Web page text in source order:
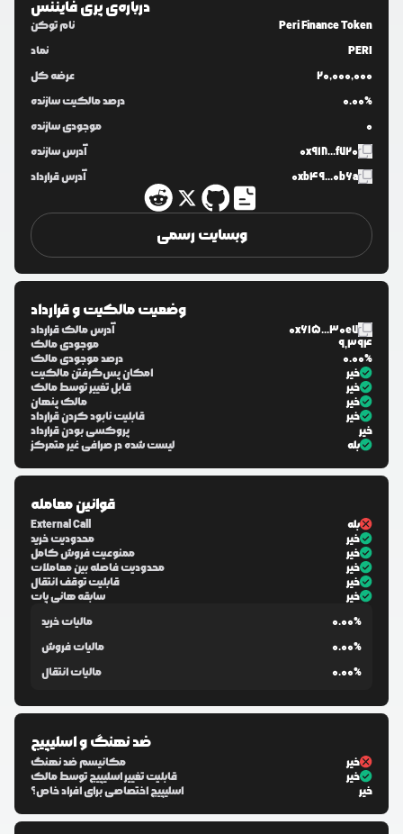
درباره‌یپری فایننس
نام توکن
Peri Finance Token
نماد
PERI
عرضه کل
20,000,000
درصد مالکیت سازنده
0.00%
موجودی سازنده
0
آدرس سازنده
0x918...f720
آدرس قرارداد
0xb49...0b6a
وبسایت رسمی
وضعیت مالکیت و قرارداد
آدرس مالک قرارداد
0x615...30e7
موجودی مالک
9,394
درصد موجودی مالک
0.00%
امکان پس‌گرفتن مالکیت
خیر
قابل تغییر توسط مالک
خیر
مالک پنهان
خیر
قابلیت نابود کردن قرارداد
خیر
پروکسی بودن قرارداد
خیر
لیست شده در صرافی غیر متمرکز
بله
قوانین معامله
External Call
بله
محدودیت خرید
خیر
ممنوعیت فروش کامل
خیر
محدودیت فاصله بین معاملات
خیر
قابلیت توقف انتقال
خیر
سابقه هانی پات
خیر
مالیات خرید
0.00%
مالیات فروش
0.00%
مالیات انتقال
0.00%
ضد نهنگ و اسلیپیج
مکانیسم ضد نهنگ
خیر
قابلیت تغییر اسلیپیج توسط مالک
خیر
اسلیپیج اختصاصی برای افراد خاص؟
خیر